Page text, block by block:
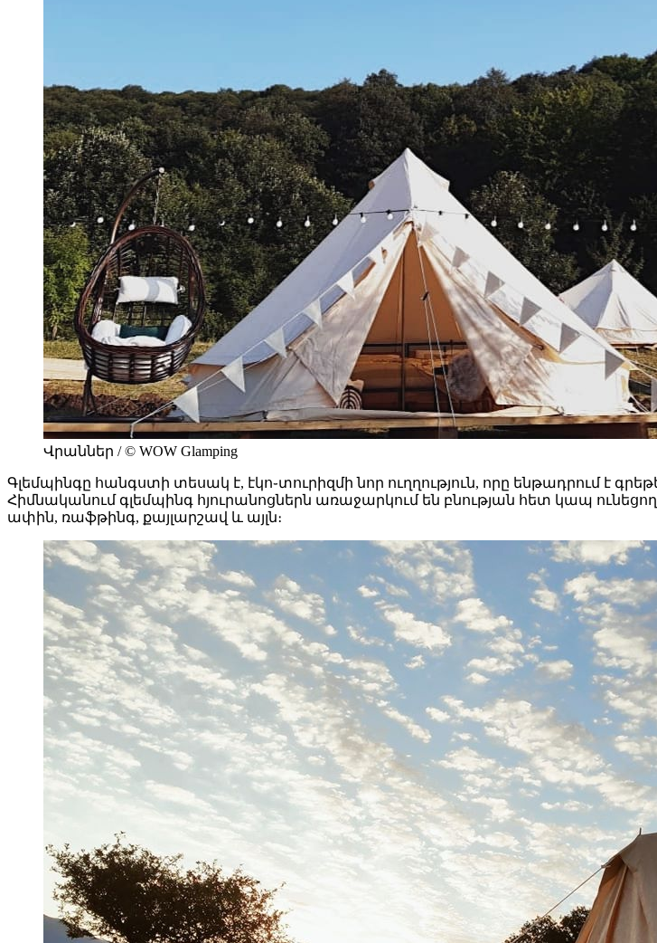
Վրաններ / © WOW Glamping
Գլեմպինգը հանգստի տեսակ է, էկո֊տուրիզմի նոր ուղղություն, որը ենթադրում է
Հիմնականում գլեմպինգ հյուրանոցներն առաջարկում են բնության հետ կապ
ափին, ռաֆթինգ, քայլարշավ և այլն։